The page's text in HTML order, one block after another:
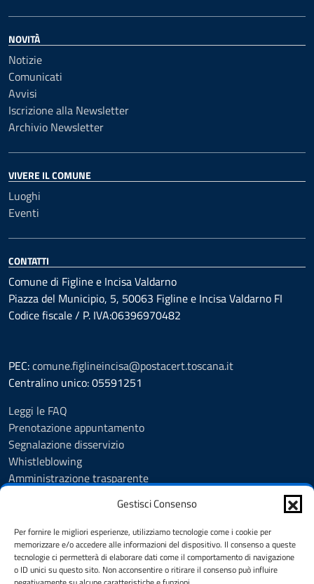
Gestisci Consenso
Per fornire le migliori esperienze, utilizziamo tecnologie come i cookie per
memorizzare e/o accedere alle informazioni del dispositivo. Il consenso a queste
tecnologie ci permetterà di elaborare dati come il comportamento di navigazione
o ID unici su questo sito. Non acconsentire o ritirare il consenso può influire
NOVITÀ
Notizie
Comunicati
Avvisi
Iscrizione alla Newsletter
Archivio Newsletter
VIVERE IL COMUNE
Luoghi
Eventi
CONTATTI
Comune di Figline e Incisa Valdarno
Piazza del Municipio, 5, 50063 Figline e Incisa Valdarno FI
Codice fiscale / P. IVA:06396970482
PEC:comune.figlineincisa@postacert.toscana.it
Centralino unico: 05591251
Leggi le FAQ
Prenotazione appuntamento
Segnalazione disservizio
Whistleblowing
Amministrazione trasparente
Albo Pretorio
Cookie Policy
Informativa privacy
Dichiarazione di accessibilità